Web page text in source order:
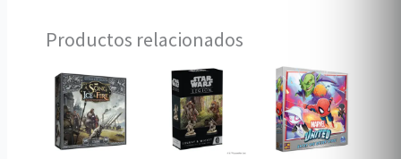
Productos relacionados